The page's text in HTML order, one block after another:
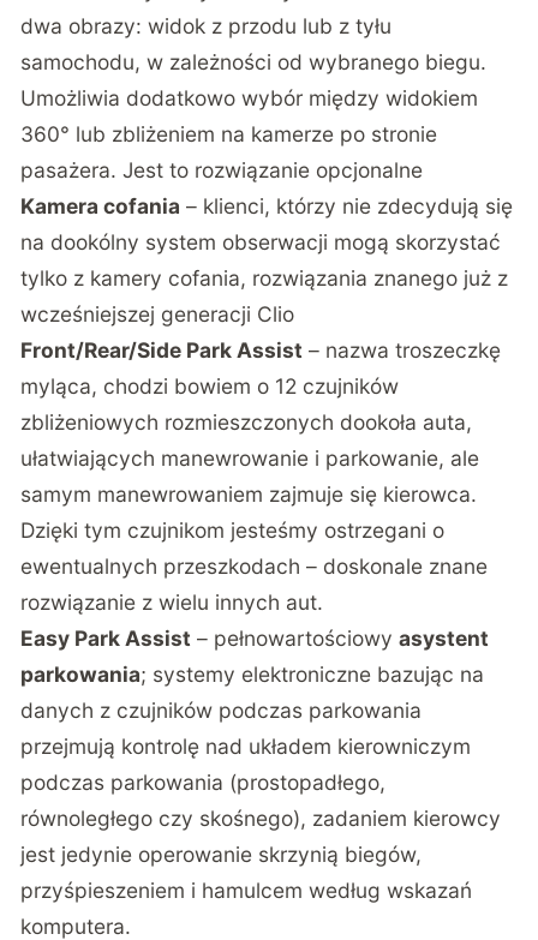
dwa obrazy: widok z przodu lub z tyłu
samochodu, w zależności od wybranego biegu.
Umożliwia dodatkowo wybór między widokiem
360° lub zbliżeniem na kamerze po stronie
pasażera. Jest to rozwiązanie opcjonalne
Kamera cofania – klienci, którzy nie zdecydują się
na dookólny system obserwacji mogą skorzystać
tylko z kamery cofania, rozwiązania znanego już z
wcześniejszej generacji Clio
Front/Rear/Side Park Assist – nazwa troszeczkę
myląca, chodzi bowiem o 12 czujników
zbliżeniowych rozmieszczonych dookoła auta,
ułatwiających manewrowanie i parkowanie, ale
samym manewrowaniem zajmuje się kierowca.
Dzięki tym czujnikom jesteśmy ostrzegani o
ewentualnych przeszkodach – doskonale znane
rozwiązanie z wielu innych aut.
Easy Park Assist – pełnowartościowyasystent
parkowania; systemy elektroniczne bazując na
danych z czujników podczas parkowania
przejmują kontrolę nad układem kierowniczym
podczas parkowania (prostopadłego,
równoległego czy skośnego), zadaniem kierowcy
jest jedynie operowanie skrzynią biegów,
przyśpieszeniem i hamulcem według wskazań
komputera.